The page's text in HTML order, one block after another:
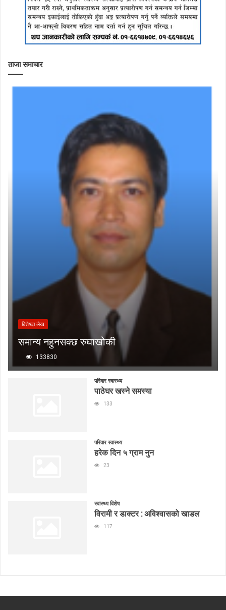
ताजा समाचार
बिशेषज्ञ लेख
समान्य नहुनसक्छ रुघाखोकी
133830
परिवार स्वास्थ्य
पाठेघर खस्ने समस्या
133
परिवार स्वास्थ्य
हरेक दिन ५ ग्राम नुन
23
स्वास्थ्य विशेष
विरामी र डाक्टर : अविश्वासको खाडल
117